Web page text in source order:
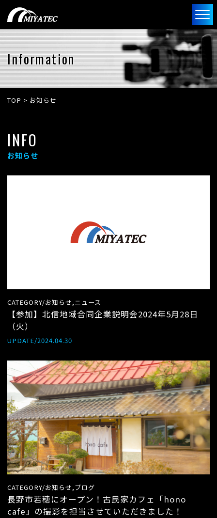
Information
TOP > お知らせ
INFO
お知らせ
CATEGORY/お知らせ,ニュース
【参加】北信地域合同企業説明会2024年5月28日
（火）
UPDATE/2024.04.30
CATEGORY/お知らせ,ブログ
長野市若穂にオープン！古民家カフェ「hono
cafe」の撮影を担当させていただきました！